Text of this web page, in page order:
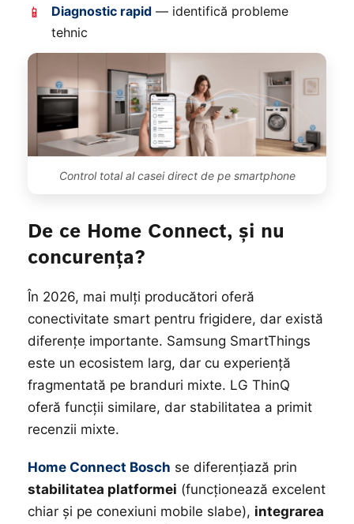
📱 Diagnostic rapid — identifică probleme
tehnic
Control total al casei direct de pe smartphone
De ce Home Connect, și nu
concurența?
În 2026, mai mulți producători oferă
conectivitate smart pentru frigidere, dar există
diferențe importante. Samsung SmartThings
este un ecosistem larg, dar cu experiență
fragmentată pe branduri mixte. LG ThinQ
oferă funcții similare, dar stabilitatea a primit
recenzii mixte.
Home Connect Bosch se diferențiază prin
stabilitatea platformei (funcționează excelent
chiar și pe conexiuni mobile slabe), integrarea